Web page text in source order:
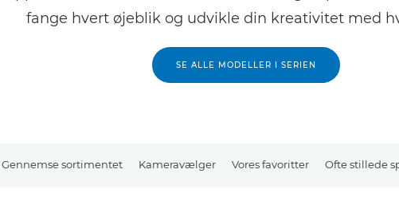
fange hvert øjeblik og udvikle din kreativitet med
SE ALLE MODELLER I SERIEN
Gennemse sortimentet Kameravælger Vores favoritter Ofte stillede